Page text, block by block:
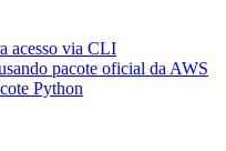
acesso via CLI
pacote oficial da AWS
Python